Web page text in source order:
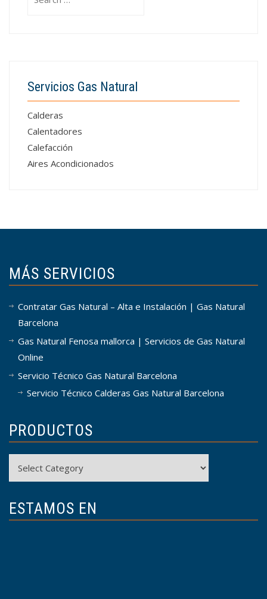
for:
Servicios Gas Natural
Calderas
Calentadores
Calefacción
Aires Acondicionados
MÁS SERVICIOS
Contratar Gas Natural – Alta e Instalación | Gas Natural
Barcelona
Gas Natural Fenosa mallorca | Servicios de Gas Natural
Online
Servicio Técnico Gas Natural Barcelona
Servicio Técnico Calderas Gas Natural Barcelona
PRODUCTOS
ESTAMOS EN